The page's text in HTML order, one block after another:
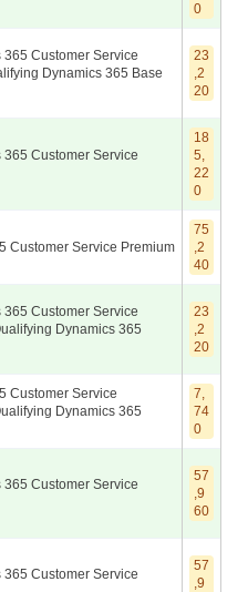
0
Customer Service
Dynamics 365 Base
23
,2
20
Customer Service
18
5,
22
0
Customer Service Premium
75
,2
40
Customer Service
Dynamics 365
23
,2
20
Customer Service
Dynamics 365
7,
74
0
Customer Service
57
,9
60
Customer Service
57
,9